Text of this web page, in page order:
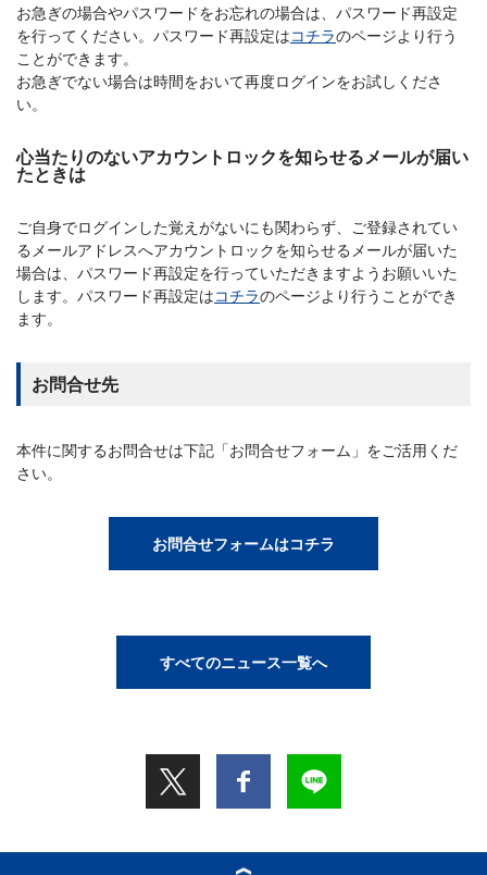
お急ぎの場合やパスワードをお忘れの場合は、パスワード再設定
を行ってください。パスワード再設定はコチラのページより行う
ことができます。
お急ぎでない場合は時間をおいて再度ログインをお試しくださ
い。
心当たりのないアカウントロックを知らせるメールが届い
たときは
ご自身でログインした覚えがないにも関わらず、ご登録されてい
るメールアドレスへアカウントロックを知らせるメールが届いた
場合は、パスワード再設定を行っていただきますようお願いいた
します。パスワード再設定はコチラのページより行うことができ
ます。
お問合せ先
本件に関するお問合せは下記「お問合せフォーム」をご活用くだ
さい。
お問合せフォームはコチラ
すべてのニュース一覧へ